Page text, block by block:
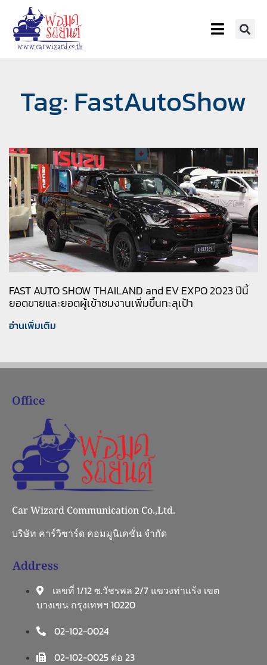
Tag: FastAutoShow
FAST AUTO SHOW THAILAND and EV EXPO 2023 ปีนี้
ยอดขายและยอดผู้เข้าชมงานเพิ่มขึ้นทะลุเป้า
อ่านเพิ่มเติม
Office
Car Wizard Communication Co.,Ltd.
บริษัท คาร์วิซาร์ด คอมมูนิเคชั่น จำกัด
Address
เลขที่ 1/12 ซ.วัชรพล 2/7 แขวงท่าแร้ง เขต
บางเขน กรุงเทพฯ 10220
02-102-0024
02-102-0025 ต่อ 23